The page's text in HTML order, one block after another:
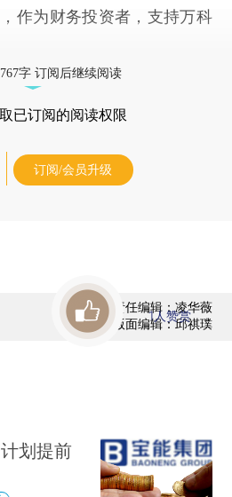
作为财务投资者，支持万科
字 订阅后继续阅读
已订阅的阅读权限
订阅/会员升级
责任编辑：凌华薇
版面编辑：邱祺璞
1人赞赏
划提前